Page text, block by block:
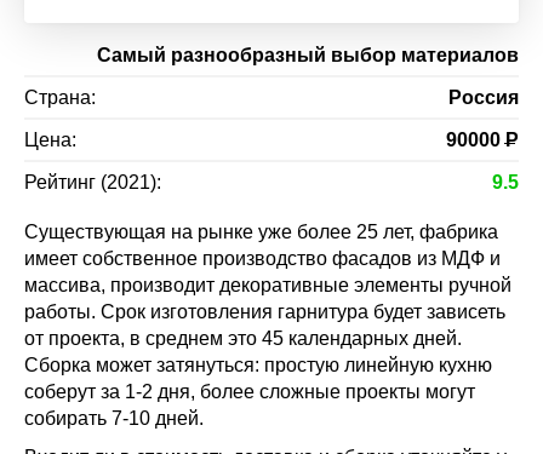
Самый разнообразный выбор материалов
Страна: Россия
Цена: 90000Р
Рейтинг (2021): 9.5
Существующая на рынке уже более 25 лет, фабрика
имеет собственное производство фасадов из МДФ и
массива, производит декоративные элементы ручной
работы. Срок изготовления гарнитура будет зависеть
от проекта, в среднем это 45 календарных дней.
Сборка может затянуться: простую линейную кухню
соберут за 1-2 дня, более сложные проекты могут
собирать 7-10 дней.